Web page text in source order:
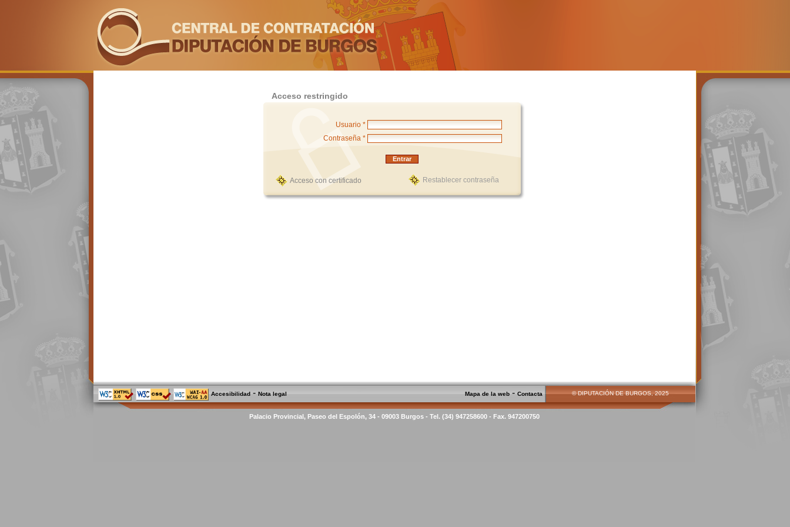
Acceso restringido
Usuario *
Contraseña *
Restablecer contraseña
Acceso con certificado
Accesibilidad -Nota legal Mapa de la web -Contacta © DIPUTACIÓN DE BURGOS, 2025
Palacio Provincial, Paseo del Espolón, 34 - 09003 Burgos - Tel. (34) 947258600 - Fax. 947200750